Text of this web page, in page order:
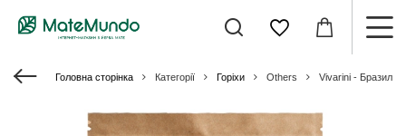
Головна сторінка Категорії Горіхи Others Vivarini -